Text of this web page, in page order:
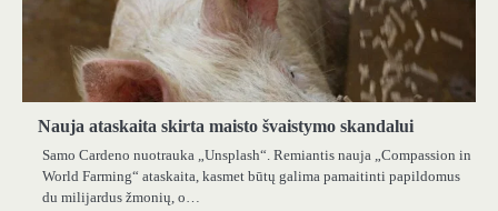
Nauja ataskaita skirta maisto švaistymo skandalui
Samo Cardeno nuotrauka „Unsplash“. Remiantis nauja „Compassion in
World Farming“ ataskaita, kasmet būtų galima pamaitinti papildomus
du milijardus žmonių, o…